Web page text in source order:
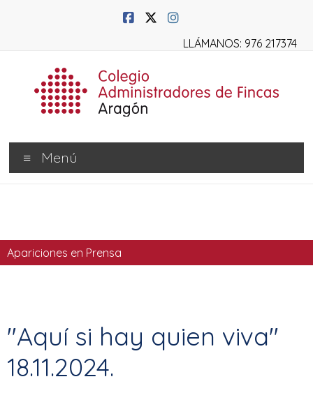
LLÁMANOS: 976 217374
Menú
Apariciones en Prensa
"Aquí si hay quien viva"
18.11.2024.